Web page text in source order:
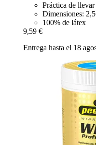
Práctica de llevar
Dimensiones:
100% de látex
9,59 €
Entrega hasta el 18